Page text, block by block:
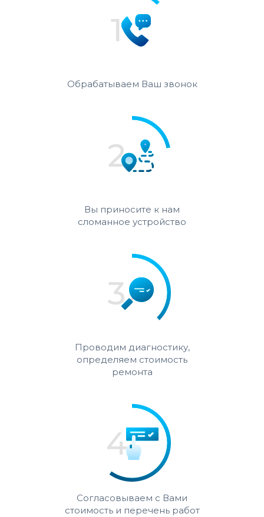
Обрабатываем Ваш звонок
Вы приносите к нам
сломанное устройство
Проводим диагностику,
определяем стоимость
ремонта
Согласовываем с Вами
стоимость и перечень работ